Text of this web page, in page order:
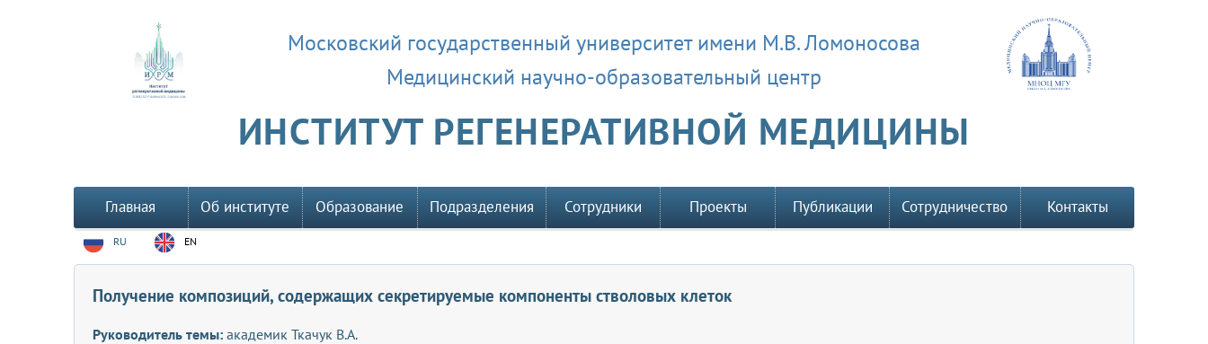
Московский государственный университет имени М.В. Ломоносова
Медицинский научно-образовательный центр
ИНСТИТУТ РЕГЕНЕРАТИВНОЙ МЕДИЦИНЫ
Главная Об институте Образование Подразделения Сотрудники Проекты Публикации Сотрудничество Контакты
RU EN
Получение композиций, содержащих секретируемые компоненты стволовых клеток
Руководитель темы: академик Ткачук В.А.